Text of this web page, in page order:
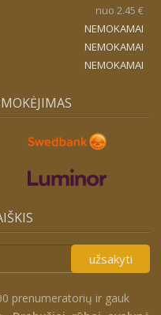
nuo 2.45 €
NEMOKAMAI
NEMOKAMAI
NEMOKAMAI
užsakyti
prenumeratorių ir gauk